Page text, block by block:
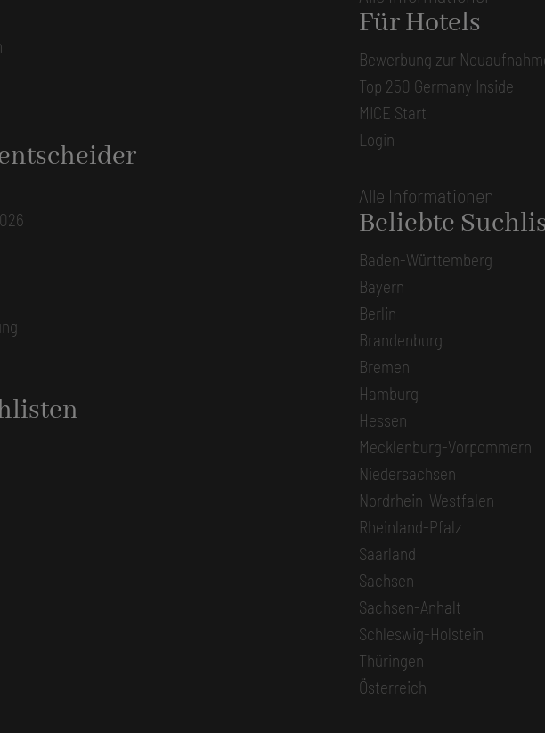
Für Hotels
Bewerbung zur
Top 250 Germany Inside
MICE Start
Login
Alle Informationen
Beliebte
Baden-Württemberg
Bayern
Berlin
Brandenburg
Bremen
Hamburg
Hessen
Mecklenburg-Vorpommern
Niedersachsen
Nordrhein-Westfalen
Rheinland-Pfalz
Saarland
Sachsen
Sachsen-Anhalt
Schleswig-Holstein
Thüringen
Österreich